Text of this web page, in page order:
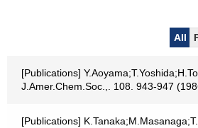
All
[Publications]
J.Amer.Chem.Soc.,. 108. 943-947
[Publications]